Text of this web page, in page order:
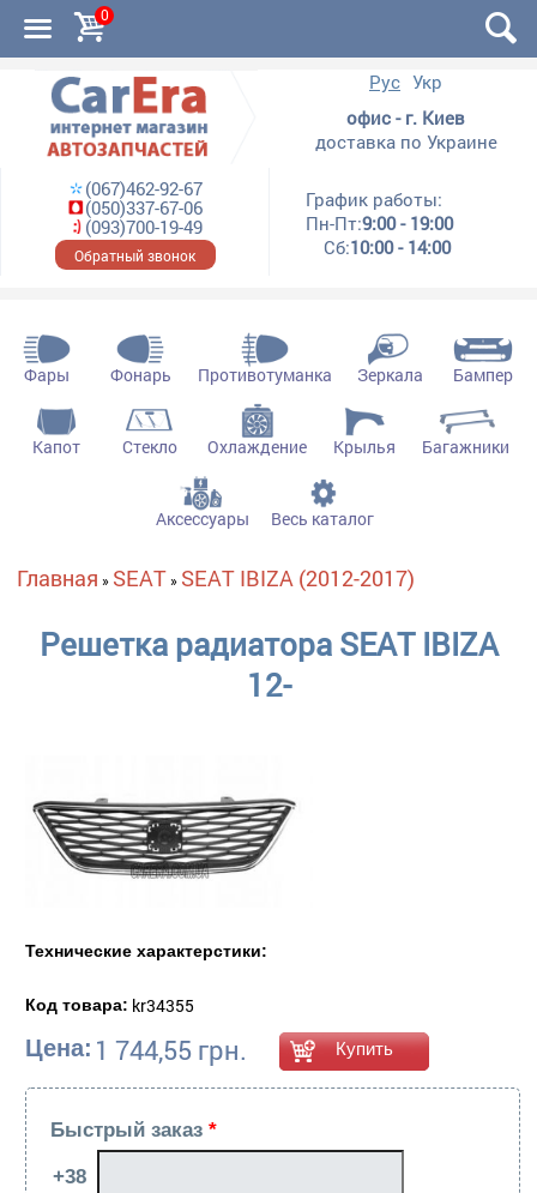
0
Рус Укр
офис - г. Киев
доставка по Украине
(067)462-92-67
(050)337-67-06
(093)700-19-49
Обратный звонок
График работы:
Пн-Пт:9:00 - 19:00
Сб:10:00 - 14:00
Фары Фонарь Противотуманка Зеркала Бампер
Капот Стекло Охлаждение Крылья Багажники
Аксессуары Весь каталог
Вы здесь
Главная » SEAT» SEAT IBIZA (2012-2017)
Решетка радиатора SEAT IBIZA
12-
Технические характерстики:
Код товара: kr34355
Цена: 1 744,55 грн.
Быстрый заказ *